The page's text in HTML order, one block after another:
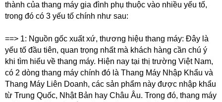
thành của thang máy gia đình phụ thuộc vào nhiều yếu tố,
trong đó có 3 yếu tố chính như sau:
==> 1: Nguồn gốc xuất xứ, thương hiệu thang máy: Đây là
yếu tố đầu tiên, quan trọng nhất mà khách hàng cần chú ý
khi tìm hiểu về thang máy. Hiện nay tại thị trường Việt Nam,
có 2 dòng thang máy chính đó là Thang Máy Nhập Khẩu và
Thang Máy Liên Doanh, các sản phẩm này được nhập khẩu
từ Trung Quốc, Nhật Bản hay Châu Âu. Trong đó, thang máy